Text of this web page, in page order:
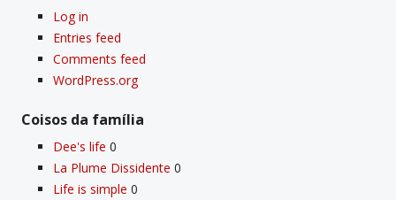
Log in
Entries feed
Comments feed
WordPress.org
Coisos da famí­lia
Dee's life 0
La Plume Dissidente 0
Life is simple 0